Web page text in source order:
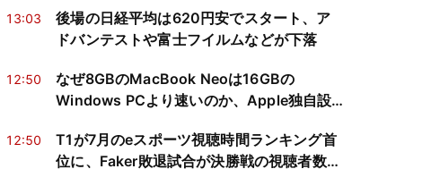
13:03
後場の日経平均は620円安でスタート、ア
ドバンテストや富士フイルムなどが下落
12:50
なぜ8GBのMacBook Neoは16GBの
Windows PCより速いのか、Apple独自設
12:50
T1が7月のeスポーツ視聴時間ランキング首
位に、Faker敗退試合が決勝戦の視聴者数を